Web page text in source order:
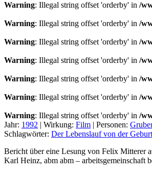
Warning: Illegal string offset 'orderby' in /
Warning: Illegal string offset 'orderby' in /
Warning: Illegal string offset 'orderby' in /
Warning: Illegal string offset 'orderby' in /
Warning: Illegal string offset 'orderby' in /
Warning: Illegal string offset 'orderby' in /
Warning: Illegal string offset 'orderby' in /
Jahr: 1992 | Wirkung: Film | Personen:
Schlagwörter: Der Lebenslauf von der Geburt
Bericht über eine Lesung von Felix Mitterer
Karl Heinz, abm abm –